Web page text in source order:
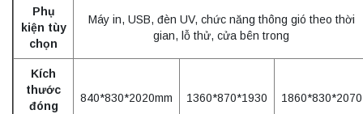
Phụ
kiện tùy
chọn
Máy in, USB, đèn UV, chức năng thông gió theo thời
gian, lỗ thử, cửa bên trong
Kích
thước
đóng
840*830*2020mm 1360*870*1930 1860*830*2070